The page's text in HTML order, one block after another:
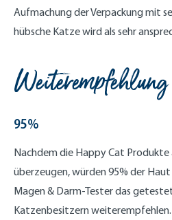
Aufmachung der Verpackung mit
hübsche Katze wird als sehr
Weiterempfehlung
95%
Nachdem die Happy Cat Produkte
überzeugen, würden 95% der
Magen & Darm-Tester das
Katzenbesitzern